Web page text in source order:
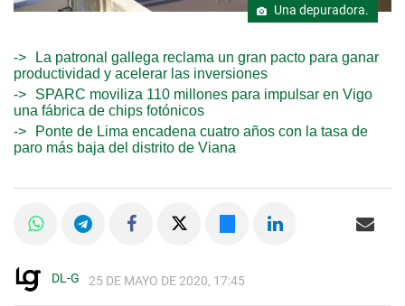
Una depuradora.
La patronal gallega reclama un gran pacto para ganar
productividad y acelerar las inversiones
SPARC moviliza 110 millones para impulsar en Vigo
una fábrica de chips fotónicos
Ponte de Lima encadena cuatro años con la tasa de
paro más baja del distrito de Viana
DL-G 25 DE MAYO DE 2020, 17:45